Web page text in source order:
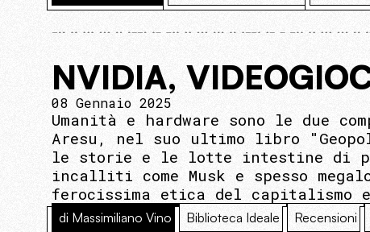
NVIDIA,
08 Gennaio 2025
Umanità e hardware sono le due
Aresu, nel suo ultimo libro
le storie e le lotte intestine di
incalliti come Musk e spesso
ferocissima etica del capitalismo e
di Massimiliano Vino Biblioteca Ideale Recensioni